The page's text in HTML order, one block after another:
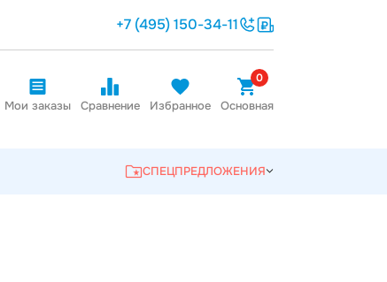
+7 (495) 150-34-11
Мои заказы Сравнение Избранное
0
Основная
СПЕЦПРЕДЛОЖЕНИЯ